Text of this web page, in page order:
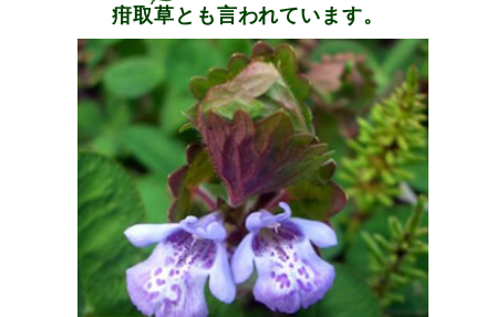
疳取草とも言われています。